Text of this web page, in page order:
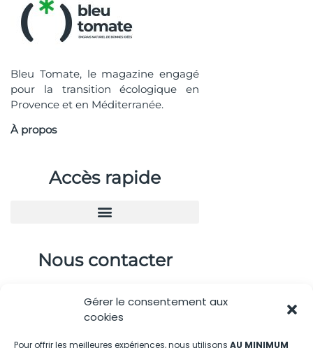
Gérer le consentement aux
cookies
Pour offrir les meilleures expériences, nous utilisons AU MINIMUM
Bleu Tomate, le magazine engagé
pour la transition écologique en
Provence et en Méditerranée.
À propos
Accès rapide
Nous contacter
contactBT@bleu-tomate.fr